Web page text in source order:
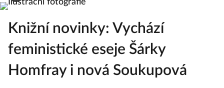
Knižní novinky: Vychází
feministické eseje Šárky
Homfray i nová Soukupová